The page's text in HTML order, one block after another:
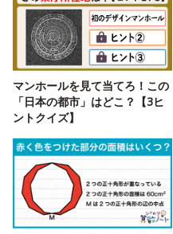
マンホールを見て当てろ！この
「日本の都市」はどこ？【3ヒ
ントクイズ】